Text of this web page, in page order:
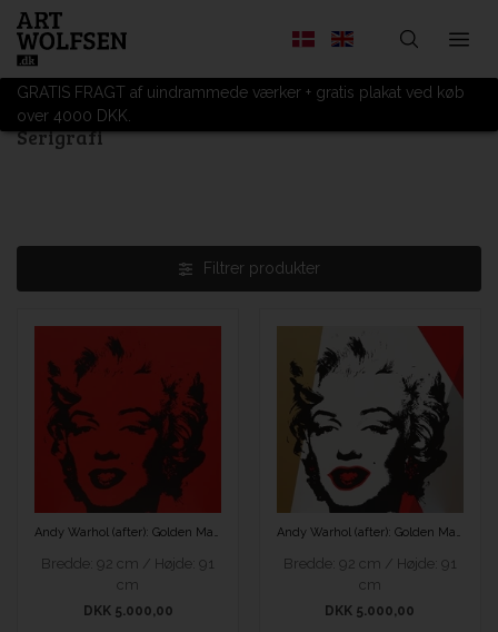
GRATIS FRAGT af uindrammede værker + gratis plakat ved køb
over 4000 DKK.
Serigrafi
Filtrer produkter
Andy Warhol (after): Golden Marilyn (rød)
Bredde: 92 cm / Højde: 91
cm
DKK 5.000,00
Andy Warhol (after): Golden Marilyn 1
Bredde: 92 cm / Højde: 91
cm
DKK 5.000,00